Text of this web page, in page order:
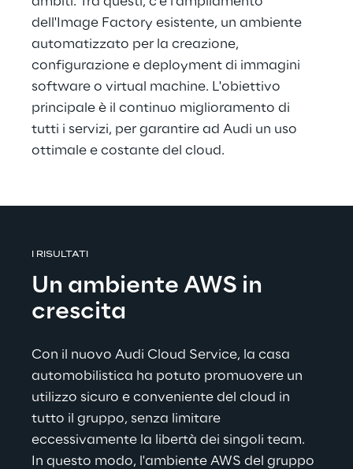
dell'Image Factory esistente, un ambiente
automatizzato per la creazione,
configurazione e deployment di immagini
software o virtual machine. L'obiettivo
principale è il continuo miglioramento di
tutti i servizi, per garantire ad Audi un uso
ottimale e costante del cloud.
I RISULTATI
Un ambiente AWS in
crescita
Con il nuovo Audi Cloud Service, la casa
automobilistica ha potuto promuovere un
utilizzo sicuro e conveniente del cloud in
tutto il gruppo, senza limitare
eccessivamente la libertà dei singoli team.
In questo modo, l'ambiente AWS del gruppo